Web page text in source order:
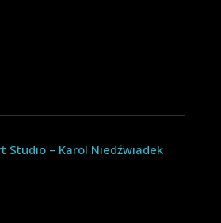
Studio – Karol Niedźwiadek